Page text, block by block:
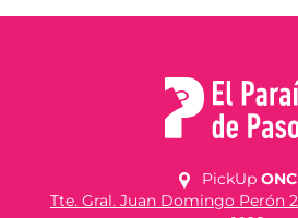
PickUp
Tte. Gral. Juan Domingo Perón